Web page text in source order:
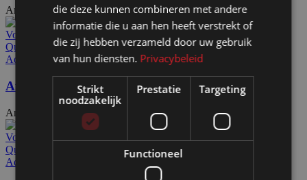
Artikelnummer: 72211€9,80 Excl. BTW
Voeg toe aan offerteaanvraag
Quick view
Add to wishlist
Afdekdop alu PX2228
Artikelnummer: 72215 Excl. BTW
Voeg toe aan offerteaanvraag
Quick view
Add to wishlist
die deze kunnen combineren met andere
informatie die u aan hen heeft verstrekt of
die zij hebben verzameld door uw gebruik
van hun diensten. Privacybeleid
Strikt
noodzakelijk
Prestatie Targeting
Functioneel